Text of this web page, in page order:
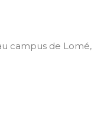
campus de Lomé,